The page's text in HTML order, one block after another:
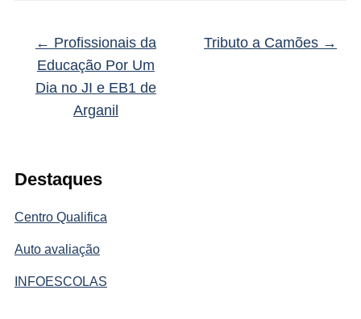
Destaques
Centro Qualifica
Auto avaliação
INFOESCOLAS
← Profissionais da
Educação Por Um
Dia no JI e EB1 de
Arganil
Tributo a Camões →